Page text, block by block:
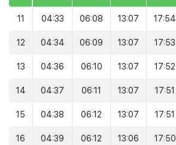
11 04:33 06:08 13:07 17:54
12 04:34 06:09 13:07 17:53
13 04:36 06:10 13:07 17:52
14 04:37 06:11 13:07 17:51
15 04:38 06:12 13:07 17:51
16 04:39 06:12 13:06 17:50